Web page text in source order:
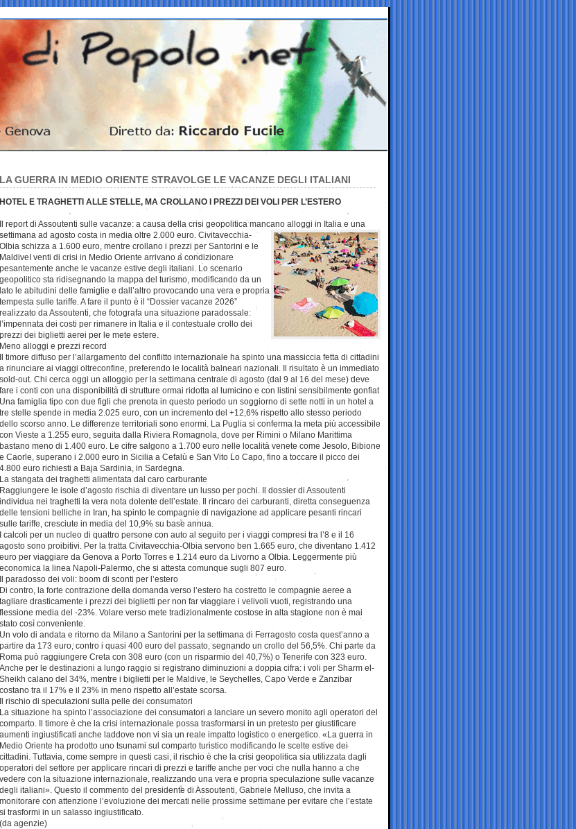
LA GUERRA IN MEDIO ORIENTE STRAVOLGE LE VACANZE DEGLI ITALIANI
HOTEL E TRAGHETTI ALLE STELLE, MA CROLLANO I PREZZI DEI VOLI PER L’ESTERO
Il report di Assoutenti sulle vacanze: a causa della crisi geopolitica mancano alloggi in Italia e una
settimana ad agosto costa in media oltre 2.000 euro. Civitavecchia-
Olbia schizza a 1.600 euro, mentre crollano i prezzi per Santorini e le
MaldiveI venti di crisi in Medio Oriente arrivano a condizionare
pesantemente anche le vacanze estive degli italiani. Lo scenario
geopolitico sta ridisegnando la mappa del turismo, modificando da un
lato le abitudini delle famiglie e dall’altro provocando una vera e propria
tempesta sulle tariffe. A fare il punto è il “Dossier vacanze 2026”
realizzato da Assoutenti, che fotografa una situazione paradossale:
l’impennata dei costi per rimanere in Italia e il contestuale crollo dei
prezzi dei biglietti aerei per le mete estere.
Meno alloggi e prezzi record
Il timore diffuso per l’allargamento del conflitto internazionale ha spinto una massiccia fetta di cittadini
a rinunciare ai viaggi oltreconfine, preferendo le località balneari nazionali. Il risultato è un immediato
sold-out. Chi cerca oggi un alloggio per la settimana centrale di agosto (dal 9 al 16 del mese) deve
fare i conti con una disponibilità di strutture ormai ridotta al lumicino e con listini sensibilmente gonfiat
Una famiglia tipo con due figli che prenota in questo periodo un soggiorno di sette notti in un hotel a
tre stelle spende in media 2.025 euro, con un incremento del +12,6% rispetto allo stesso periodo
dello scorso anno. Le differenze territoriali sono enormi. La Puglia si conferma la meta più accessibile
con Vieste a 1.255 euro, seguita dalla Riviera Romagnola, dove per Rimini o Milano Marittima
bastano meno di 1.400 euro. Le cifre salgono a 1.700 euro nelle località venete come Jesolo, Bibione
e Caorle, superano i 2.000 euro in Sicilia a Cefalù e San Vito Lo Capo, fino a toccare il picco dei
4.800 euro richiesti a Baja Sardinia, in Sardegna.
La stangata dei traghetti alimentata dal caro carburante
Raggiungere le isole d’agosto rischia di diventare un lusso per pochi. Il dossier di Assoutenti
individua nei traghetti la vera nota dolente dell’estate. Il rincaro dei carburanti, diretta conseguenza
delle tensioni belliche in Iran, ha spinto le compagnie di navigazione ad applicare pesanti rincari
sulle tariffe, cresciute in media del 10,9% su base annua.
I calcoli per un nucleo di quattro persone con auto al seguito per i viaggi compresi tra l’8 e il 16
agosto sono proibitivi. Per la tratta Civitavecchia-Olbia servono ben 1.665 euro, che diventano 1.412
euro per viaggiare da Genova a Porto Torres e 1.214 euro da Livorno a Olbia. Leggermente più
economica la linea Napoli-Palermo, che si attesta comunque sugli 807 euro.
Il paradosso dei voli: boom di sconti per l’estero
Di contro, la forte contrazione della domanda verso l’estero ha costretto le compagnie aeree a
tagliare drasticamente i prezzi dei biglietti per non far viaggiare i velivoli vuoti, registrando una
flessione media del -23%. Volare verso mete tradizionalmente costose in alta stagione non è mai
stato così conveniente.
Un volo di andata e ritorno da Milano a Santorini per la settimana di Ferragosto costa quest’anno a
partire da 173 euro, contro i quasi 400 euro del passato, segnando un crollo del 56,5%. Chi parte da
Roma può raggiungere Creta con 308 euro (con un risparmio del 40,7%) o Tenerife con 323 euro.
Anche per le destinazioni a lungo raggio si registrano diminuzioni a doppia cifra: i voli per Sharm el-
Sheikh calano del 34%, mentre i biglietti per le Maldive, le Seychelles, Capo Verde e Zanzibar
costano tra il 17% e il 23% in meno rispetto all’estate scorsa.
Il rischio di speculazioni sulla pelle dei consumatori
La situazione ha spinto l’associazione dei consumatori a lanciare un severo monito agli operatori del
comparto. Il timore è che la crisi internazionale possa trasformarsi in un pretesto per giustificare
aumenti ingiustificati anche laddove non vi sia un reale impatto logistico o energetico. «La guerra in
Medio Oriente ha prodotto uno tsunami sul comparto turistico modificando le scelte estive dei
cittadini. Tuttavia, come sempre in questi casi, il rischio è che la crisi geopolitica sia utilizzata dagli
operatori del settore per applicare rincari di prezzi e tariffe anche per voci che nulla hanno a che
vedere con la situazione internazionale, realizzando una vera e propria speculazione sulle vacanze
degli italiani». Questo il commento del presidente di Assoutenti, Gabriele Melluso, che invita a
monitorare con attenzione l’evoluzione dei mercati nelle prossime settimane per evitare che l’estate
si trasformi in un salasso ingiustificato.
(da agenzie)